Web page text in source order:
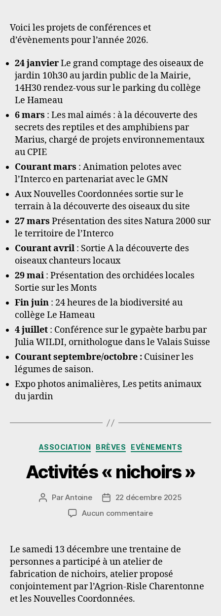
Voici les projets de conférences et
d’évènements pour l’année 2026.
24 janvierLe grand comptage des oiseaux de
jardin 10h30 au jardin public de la Mairie,
14H30 rendez-vous sur le parking du collège
Le Hameau
6 mars : Les mal aimés : à la découverte des
secrets des reptiles et des amphibiens par
Marius, chargé de projets environnementaux
au CPIE
Courant mars : Animation pelotes avec
l’Interco en partenariat avec le GMN
Aux Nouvelles Coordonnées sortie sur le
terrain à la découverte des oiseaux du site
27 mars Présentation des sites Natura 2000 sur
le territoire de l’Interco
Courant avril : Sortie A la découverte des
oiseaux chanteurs locaux
29 mai : Présentation des orchidées locales
Sortie sur les Monts
Fin juin : 24 heures de la biodiversité au
collège Le Hameau
4 juillet : Conférence sur le gypaète barbu par
Julia WILDI, ornithologue dans le Valais Suisse
Courant septembre/octobre : Cuisiner les
légumes de saison.
Expo photos animalières, Les petits animaux
du jardin
Catégories
ASSOCIATION BRÈVES EVÈNEMENTS
Activités « nichoirs »
Auteur
ParAntoine
Date22 décembre 2025
Aucun commentairesur
Le samedi 13 décembre une trentaine de
personnes a participé à un atelier de
fabrication de nichoirs, atelier proposé
conjointement par l’Agrion-Risle Charentonne
et les Nouvelles Coordonnées.